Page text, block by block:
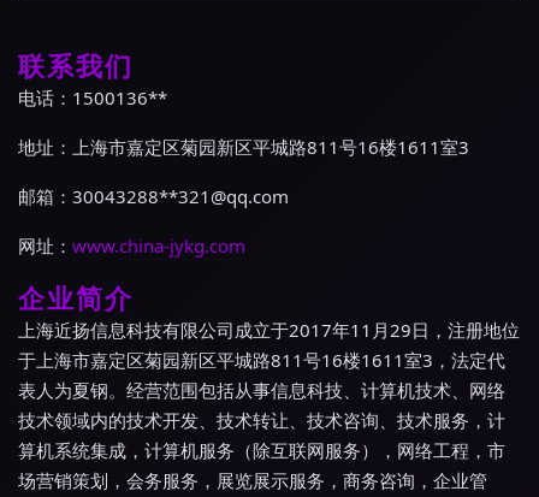
联系我们
电话：1500136**
地址：上海市嘉定区菊园新区平城路811号16楼1611室3
邮箱：30043288**321@qq.com
网址： www.china-jykg.com
企业简介
上海近扬信息科技有限公司成立于2017年11月29日，注册地位
于上海市嘉定区菊园新区平城路811号16楼1611室3，法定代
表人为夏钢。经营范围包括从事信息科技、计算机技术、网络
技术领域内的技术开发、技术转让、技术咨询、技术服务，计
算机系统集成，计算机服务（除互联网服务），网络工程，市
场营销策划，会务服务，展览展示服务，商务咨询，企业管